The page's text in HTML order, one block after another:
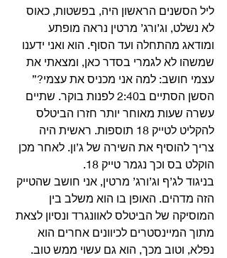
ליל הסשנים הראשון היה, בפשטות, כאוס
לא נשלט, וג’ורג’ מרטין נראה מופתע
ומודאג מהתחלה ועד הסוף. הוא ואני ידענו
שמשהו לא לגמרי בסדר כאן, ומצאתי את
עצמי חושב: למה אני מכניס את עצמי?”
הסשן הסתיים ב2:40 לפנות בוקר. שתיים
עשרה שעות מאוחר יותר חזרו הביטלס
להקליט לטייק 18 תוספות. ראשית היה
צריך להוסיף את השירה של ג’ון. לאחר מכן
הוקלט בס וכך נגמר טייק 18.
בניגוד לג’ף וג’ורג’ מרטין, אני חושב שהטייק
הזה מדהים. האופן בו הוא משלב בין
המוסיקה של הביטלס לאוונגרד ונסיון לצאת
מתוך המיינסטרים לכיוונים אחרים הוא
נפלא, וטוב מכך, הוא גם עשוי ממש טוב.